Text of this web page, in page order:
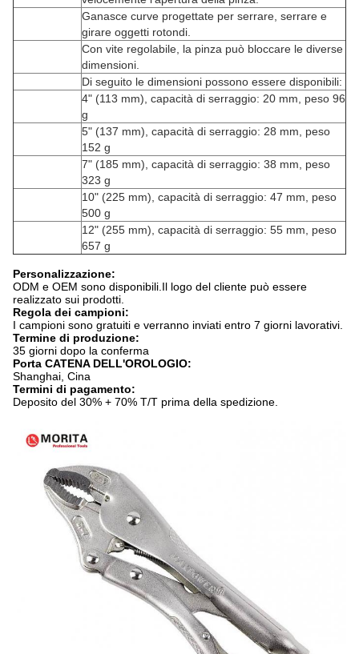
Ganasce curve progettate per serrare, serrare e
girare oggetti rotondi.
Con vite regolabile, la pinza può bloccare le diverse
dimensioni.
Di seguito le dimensioni possono essere disponibili:
4" (113 mm), capacità di serraggio: 20 mm, peso 96
g
5" (137 mm), capacità di serraggio: 28 mm, peso
152 g
7" (185 mm), capacità di serraggio: 38 mm, peso
323 g
10" (225 mm), capacità di serraggio: 47 mm, peso
500 g
12" (255 mm), capacità di serraggio: 55 mm, peso
657 g
Personalizzazione:
ODM e OEM sono disponibili.Il logo del cliente può essere
realizzato sui prodotti.
Regola dei campioni:
I campioni sono gratuiti e verranno inviati entro 7 giorni lavorativi.
Termine di produzione:
35 giorni dopo la conferma
Porta CATENA DELL'OROLOGIO:
Shanghai, Cina
Termini di pagamento:
Deposito del 30% + 70% T/T prima della spedizione.